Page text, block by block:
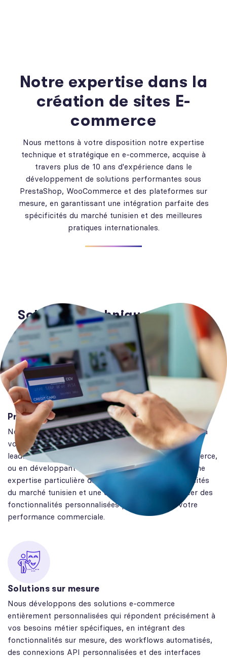
Notre expertise dans la
création de sites E-
commerce
Nous mettons à votre disposition notre expertise
technique et stratégique en e-commerce, acquise à
travers plus de 10 ans d'expérience dans le
développement de solutions performantes sous
PrestaShop, WooCommerce et des plateformes sur
mesure, en garantissant une intégration parfaite des
spécificités du marché tunisien et des meilleures
pratiques internationales.
Solutions techniques
adaptées à votre site web
PrestaShop, Woocommerce ou Magento
Nous déployons des solutions e-commerce adaptées à
vos besoins spécifiques en utilisant les plateformes
leaders du marché comme PrestaShop et WooCommerce,
ou en développant des solutions sur mesure, avec une
expertise particulière dans l'intégration des spécificités
du marché tunisien et une capacité éprouvée à créer des
fonctionnalités personnalisées pour optimiser votre
performance commerciale.
Solutions sur mesure
Nous développons des solutions e-commerce
entièrement personnalisées qui répondent précisément à
vos besoins métier spécifiques, en intégrant des
fonctionnalités sur mesure, des workflows automatisés,
des connexions API personnalisées et des interfaces